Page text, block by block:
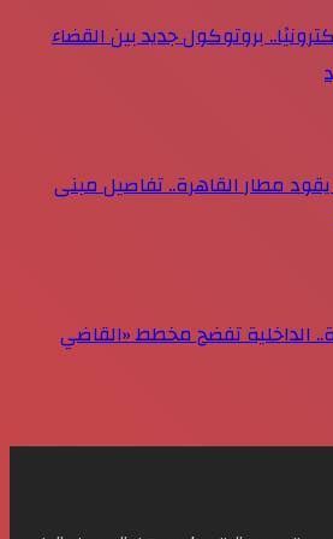
بروتوكول جديد بين القضاء
مطار القاهرة.. تفاصيل مبنى
الداخلية تفضح مخطط «القاضي